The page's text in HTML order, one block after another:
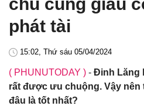
phát tài
15:02, Thứ sáu 05/04/2024
( PHUNUTODAY ) - Đinh Lăng
rất được ưu chuộng. Vậy nên
đâu là tốt nhất?